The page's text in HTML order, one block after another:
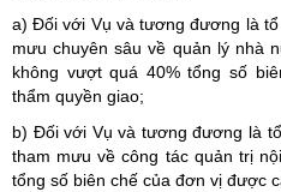
a) Đối với Vụ và tương đương là
mưu chuyên sâu về quản lý nhà
không vượt quá 40% tổng số
thẩm quyền giao;
b) Đối với Vụ và tương đương là
tham mưu về công tác quản trị
tổng số biên chế của đơn vị được